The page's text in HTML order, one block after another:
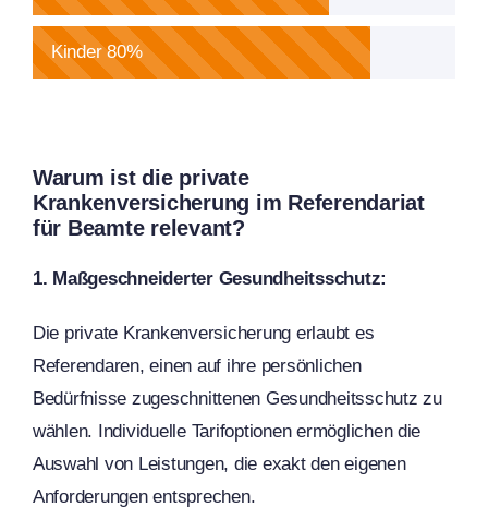
Kinder 80%
Warum ist die private
Krankenversicherung im Referendariat
für Beamte relevant?
1. Maßgeschneiderter Gesundheitsschutz:
Die private Krankenversicherung erlaubt es
Referendaren, einen auf ihre persönlichen
Bedürfnisse zugeschnittenen Gesundheitsschutz zu
wählen. Individuelle Tarifoptionen ermöglichen die
Auswahl von Leistungen, die exakt den eigenen
Anforderungen entsprechen.